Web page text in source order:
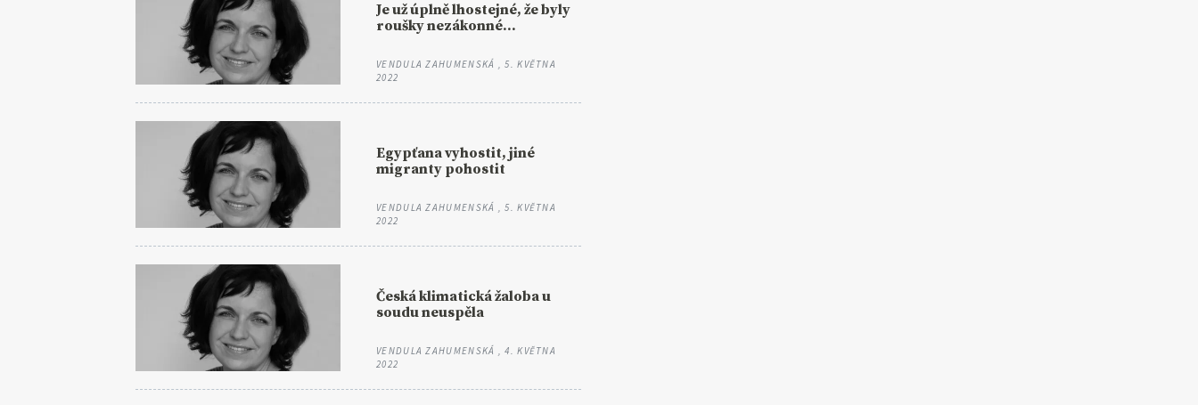
Je už úplně lhostejné, že byly
roušky nezákonné...
VENDULA ZAHUMENSKÁ , 5. KVĚTNA
2022
Egypťana vyhostit, jiné
migranty pohostit
VENDULA ZAHUMENSKÁ , 5. KVĚTNA
2022
Česká klimatická žaloba u
soudu neuspěla
VENDULA ZAHUMENSKÁ , 4. KVĚTNA
2022